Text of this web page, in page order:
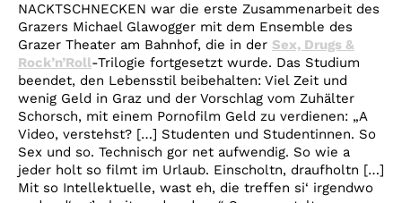
NACKTSCHNECKEN war die erste Zusammenarbeit des
Grazers Michael Glawogger mit dem Ensemble des
Grazer Theater am Bahnhof, die in der Sex, Drugs &
Rock’n’Roll-Trilogie fortgesetzt wurde. Das Studium
beendet, den Lebensstil beibehalten: Viel Zeit und
wenig Geld in Graz und der Vorschlag vom Zuhälter
Schorsch, mit einem Pornofilm Geld zu verdienen: „A
Video, verstehst? […] Studenten und Studentinnen. So
Sex und so. Technisch gor net aufwendig. So wie a
jeder holt so filmt im Urlaub. Einscholtn, draufholtn […]
Mit so Intellektuelle, wast eh, die treffen si‘ irgendwo